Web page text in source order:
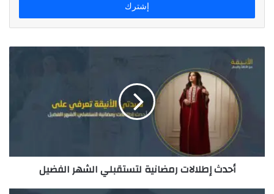
ب
ي
د
ك
ن
أحدث إطلالات رمضانية لتستقبلي الشهر الفضيل